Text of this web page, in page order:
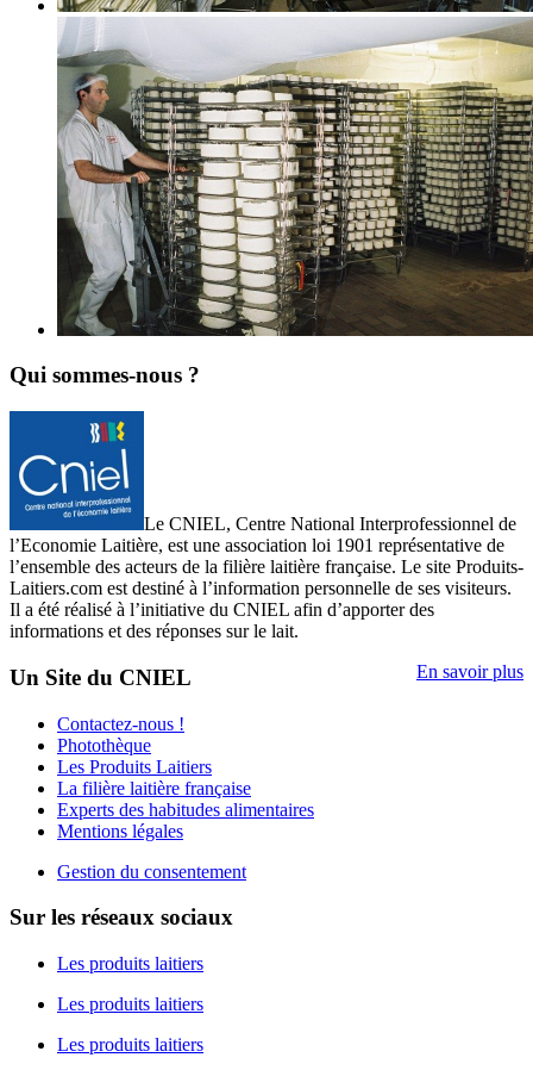
Qui sommes-nous ?
Le CNIEL, Centre National Interprofessionnel de
l’Economie Laitière, est une association loi 1901 représentative de
l’ensemble des acteurs de la filière laitière française. Le site Produits-
Laitiers.com est destiné à l’information personnelle de ses visiteurs.
Il a été réalisé à l’initiative du CNIEL afin d’apporter des
informations et des réponses sur le lait.
En savoir plus
Un Site du CNIEL
Contactez-nous !
Photothèque
Les Produits Laitiers
La filière laitière française
Experts des habitudes alimentaires
Mentions légales
Gestion du consentement
Sur les réseaux sociaux
Les produits laitiers
Les produits laitiers
Les produits laitiers